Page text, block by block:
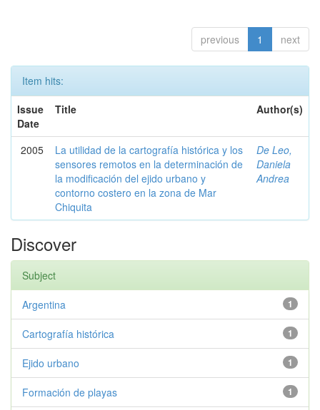
previous 1 next
Item hits:
Issue
Date
Title Author(s)
2005
La utilidad de la cartografía histórica y los
sensores remotos en la determinación de
la modificación del ejido urbano y
contorno costero en la zona de Mar
Chiquita
De Leo,
Daniela
Andrea
Discover
Subject
1
Argentina
1
Cartografía histórica
1
Ejido urbano
1
Formación de playas